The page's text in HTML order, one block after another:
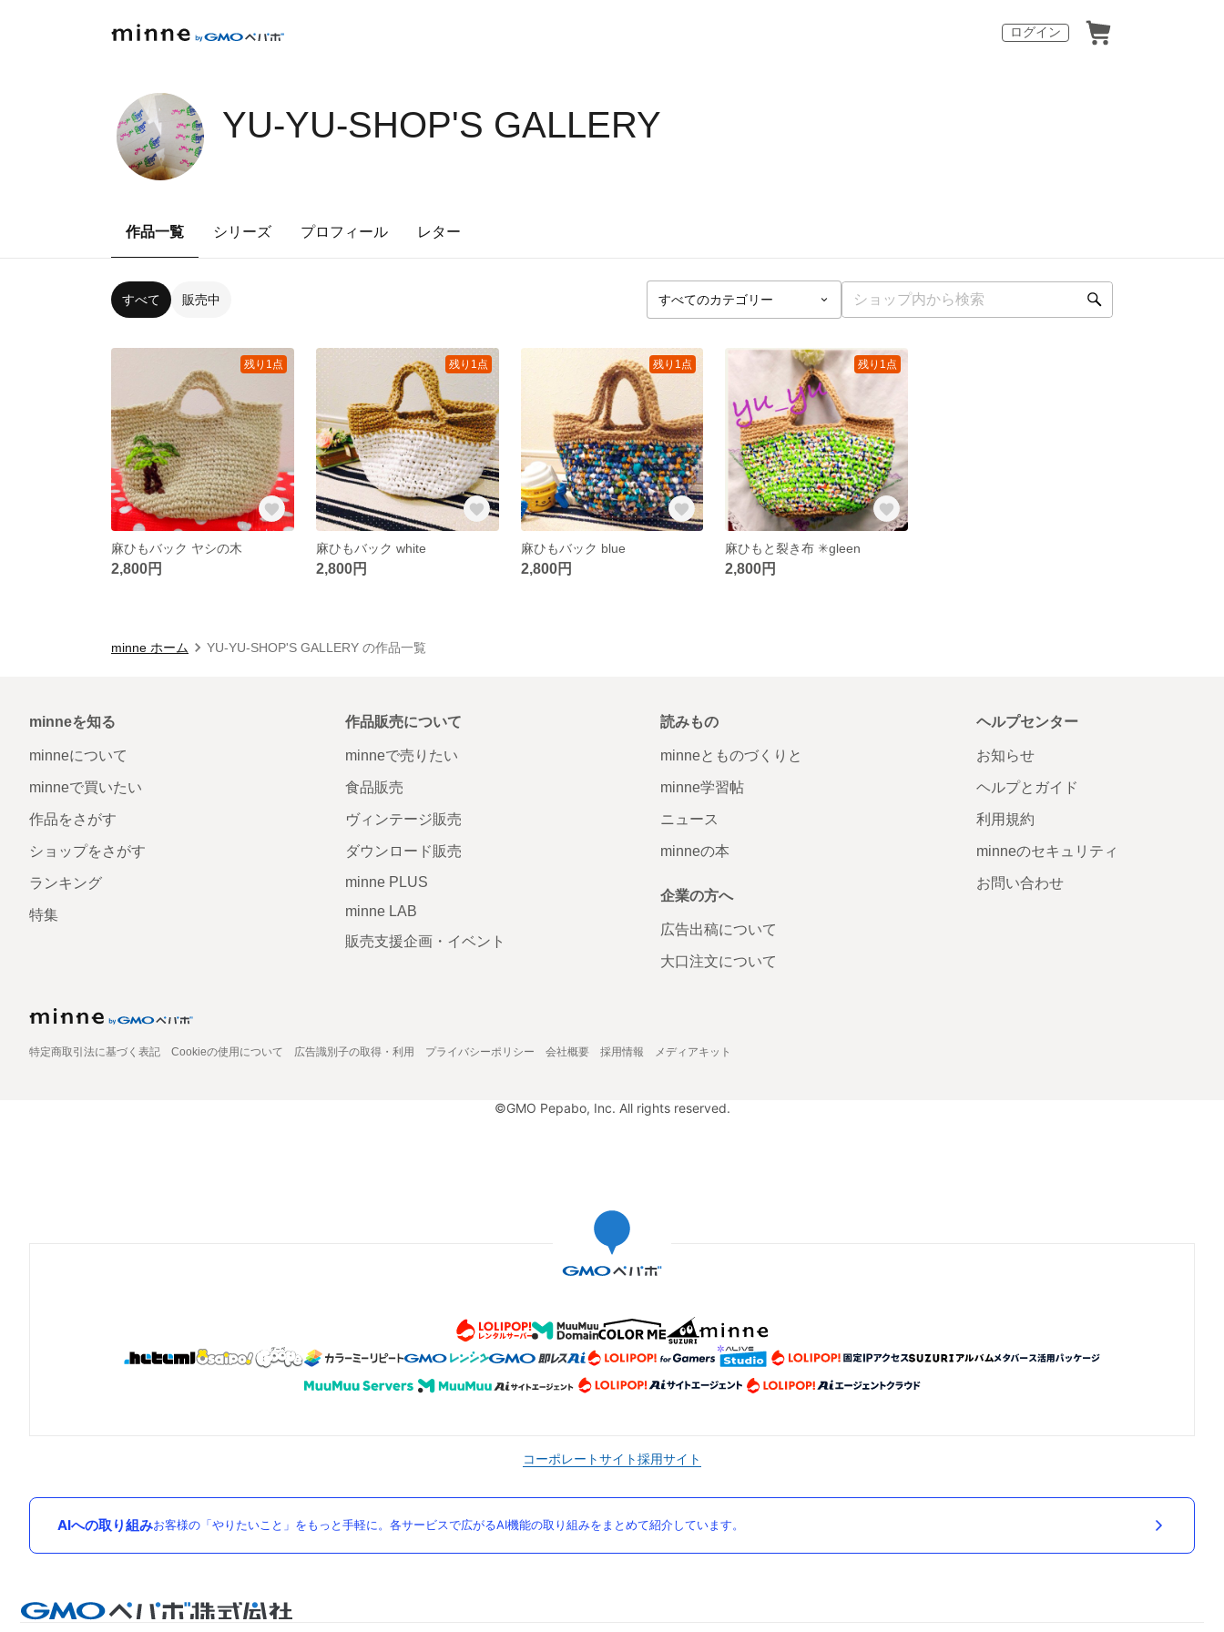
ログイン
YU-YU-SHOP'S GALLERY
作品一覧 シリーズ プロフィール レター
すべて 販売中
残り1点
麻ひもバック ヤシの木
2,800円
残り1点
麻ひもバック white
2,800円
残り1点
麻ひもバック blue
2,800円
残り1点
麻ひもと裂き布 ✳︎gleen
2,800円
minne ホーム YU-YU-SHOP'S GALLERY の作品一覧
minneを知る
minneについて
minneで買いたい
作品をさがす
ショップをさがす
ランキング
特集
作品販売について
minneで売りたい
食品販売
ヴィンテージ販売
ダウンロード販売
minne PLUS
minne LAB
販売支援企画・イベント
読みもの
minneとものづくりと
minne学習帖
ニュース
minneの本
企業の方へ
広告出稿について
大口注文について
ヘルプセンター
お知らせ
ヘルプとガイド
利用規約
minneのセキュリティ
お問い合わせ
特定商取引法に基づく表記 Cookieの使用について 広告識別子の取得・利用 プライバシーポリシー 会社概要 採用情報 メディアキット
©GMO Pepabo, Inc. All rights reserved.
コーポレートサイト採用サイト
AIへの取り組みお客様の「やりたいこと」をもっと手軽に。各サービスで広がるAI機能の取り組みをまとめて紹介しています。